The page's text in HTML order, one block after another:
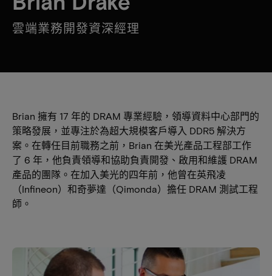
雲端業務開發資深經理
Brian 擁有 17 年的 DRAM 專業經驗，領導資料中心部門的
策略發展，並專注於為超大規模客戶導入 DDR5 解決方
案。在轉任目前職務之前，Brian 在美光產品工程部工作
了 6 年，他負責領導和協助負責開發、啟用和維護 DRAM
產品的團隊。在加入美光的四年前，他曾在英飛凌
（Infineon）和奇夢達（Qimonda）擔任 DRAM 測試工程
師。